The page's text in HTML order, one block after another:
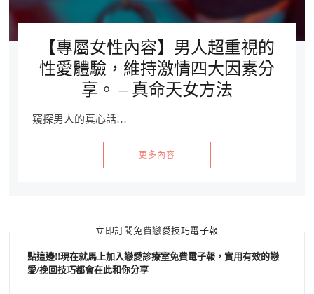
【專屬女性內容】男人超重視的
性愛體驗，維持激情四大因素分
享。 – 真命天女方法
窺探男人的真心話…
更多內容
立即訂閱免費戀愛技巧電子報
點這邊!!現在就馬上加入戀愛診療室免費電子報，實用有效的戀
愛/挽回技巧都會在此和你分享